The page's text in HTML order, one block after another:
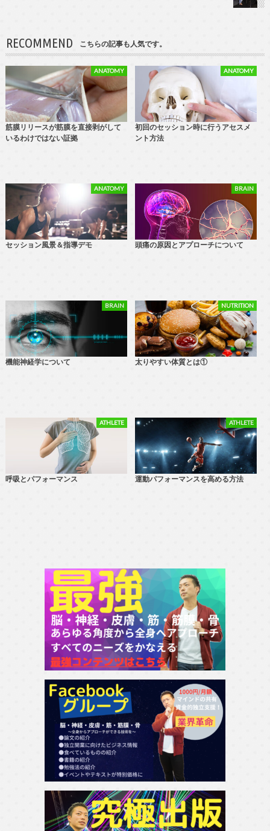
RECOMMEND こちらの記事も人気です。
ANATOMY
筋膜リリースが筋膜を直接剥がして
いるわけではない証拠
ANATOMY
初回のセッション時に行うアセスメ
ント方法
ANATOMY
セッション風景＆指導デモ
BRAIN
頭痛の原因とアプローチについて
BRAIN
機能神経学について
NUTRITION
太りやすい体質とは①
ATHLETE
呼吸とパフォーマンス
ATHLETE
運動パフォーマンスを高める方法